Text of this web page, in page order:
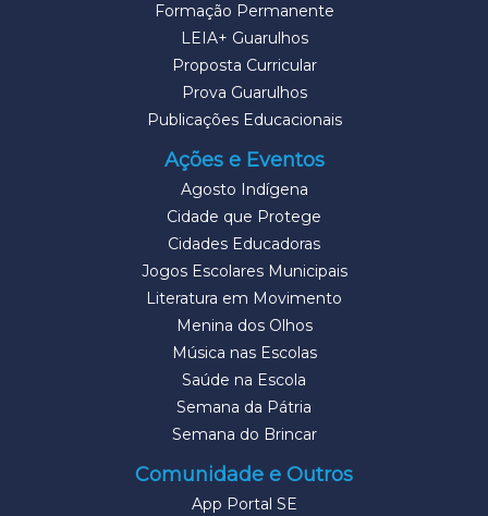
Formação Permanente
LEIA+ Guarulhos
Proposta Curricular
Prova Guarulhos
Publicações Educacionais
Ações e Eventos
Agosto Indígena
Cidade que Protege
Cidades Educadoras
Jogos Escolares Municipais
Literatura em Movimento
Menina dos Olhos
Música nas Escolas
Saúde na Escola
Semana da Pátria
Semana do Brincar
Comunidade e Outros
App Portal SE